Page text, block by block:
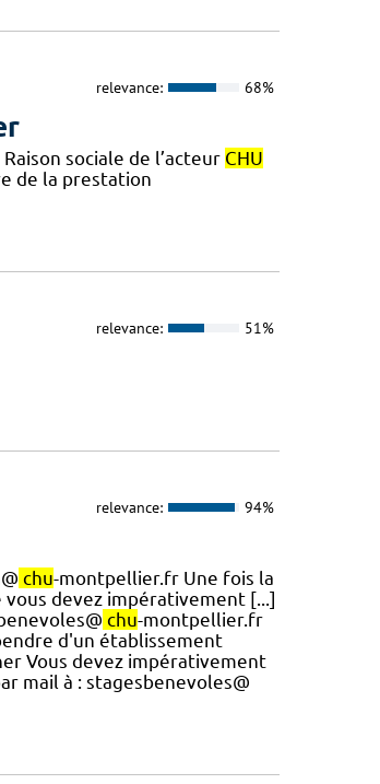
relevance: 68%
sociale de l’acteur CHU
de la prestation
relevance: 51%
relevance: 94%
chu-montpellier.fr Une fois la
vous devez impérativement [...]
chu-montpellier.fr
d'un établissement
Vous devez impérativement
mail à : stagesbenevoles@